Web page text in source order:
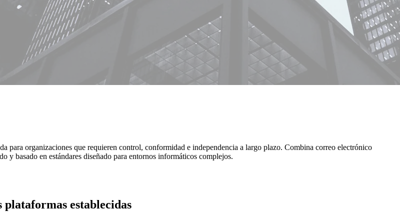
para organizaciones que requieren control, conformidad e independencia a largo plazo. Combina correo electrónico
basado en estándares diseñado para entornos informáticos complejos.
establecidas